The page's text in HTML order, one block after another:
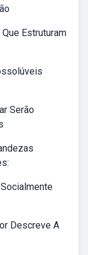
Estruturam
Serão
Descreve A